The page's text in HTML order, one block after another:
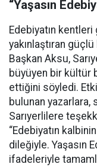
“Yaşasın
Edebiyatın
yakınlaştıran
Başkan Aksu,
büyüyen bir kültür
ettiğini söyledi.
bulunan yazarlara,
Sarıyerlilere
“Edebiyatın
dileğiyle. Yaşasın
ifadeleriyle